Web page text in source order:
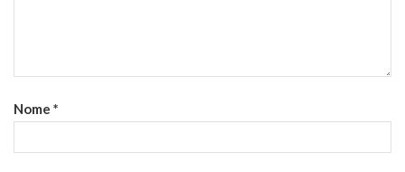
Nome *